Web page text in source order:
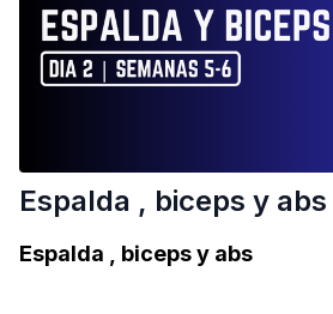
Espalda , biceps y abs
Espalda , biceps y abs